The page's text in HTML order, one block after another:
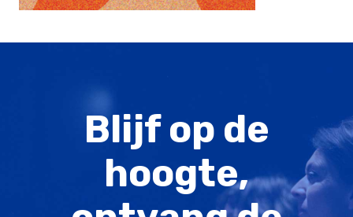
Blijf op de
hoogte,